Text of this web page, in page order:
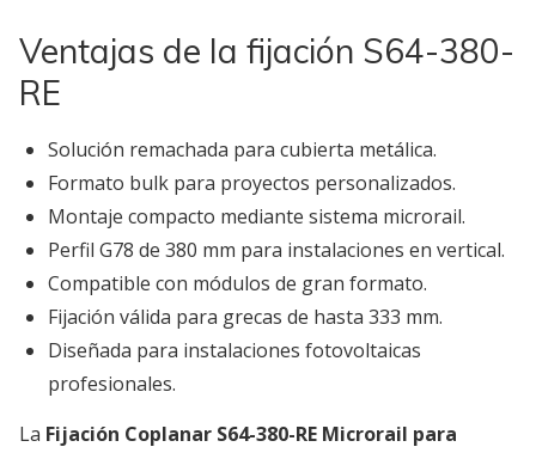
Ventajas de la fijación S64-380-
RE
Solución remachada para cubierta metálica.
Formato bulk para proyectos personalizados.
Montaje compacto mediante sistema microrail.
Perfil G78 de 380 mm para instalaciones en vertical.
Compatible con módulos de gran formato.
Fijación válida para grecas de hasta 333 mm.
Diseñada para instalaciones fotovoltaicas
profesionales.
La Fijación Coplanar S64-380-RE Microrail para